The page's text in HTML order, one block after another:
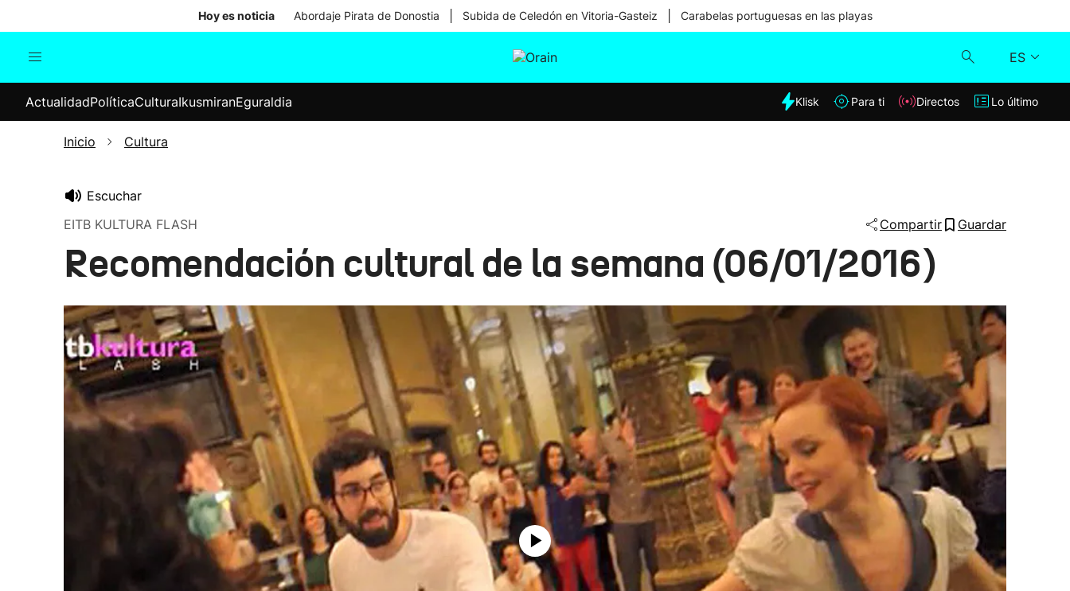
Hoy es noticia Abordaje Pirata de Donostia Subida de Celedón en Vitoria-Gasteiz Carabelas portuguesas en las playas
ES
Internacional
Elecciones
Klisk
ActualidadPolíticaCulturaIkusmiranEguraldia Klisk Para ti Directos Lo último
Inicio Cultura
Escuchar
EITB KULTURA FLASH
Compartir Guardar
Recomendación cultural de la semana (06/01/2016)